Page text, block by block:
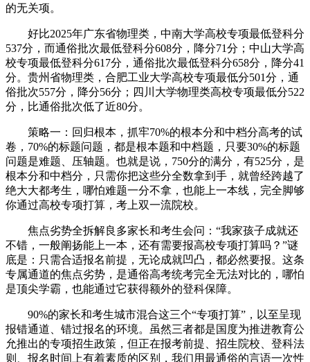
的无关项。
好比2025年广东省物理类，中南大学高校专项最低登科分
537分，而通俗批次最低登科分608分，降分71分；中山大学高
校专项最低登科分617分，通俗批次最低登科分658分，降分41
分。贵州省物理类，合肥工业大学高校专项最低分501分，通
俗批次557分，降分56分；四川大学物理类高校专项最低分522
分，比通俗批次低了近80分。
策略一：回归根本，抓牢70%的根本分和中档分高考的试
卷，70%的标题问题，都是根本题和中档题，只要30%的标题
问题是难题、压轴题。也就是说，750分的满分，有525分，是
根本分和中档分，只需你把这些分全数拿到手，就曾经跨越了
绝大大都考生，哪怕难题一分不拿，也能上一本线，完全脚够
你通过高校专项打算，考上双一流院校。
焦点劣势全拆解良多家长和考生会问：“我家孩子成就还
不错，一般阐扬能上一本，还有需要报高校专项打算吗？”谜
底是：只需合适报名前提，无论成就凹凸，都必然要报。这条
专属通道的焦点劣势，是通俗高考统考完全无法对比的，哪怕
是顶尖学霸，也能通过它获得额外的登科保障。
90%的家长和考生城市混合这三个“专项打算”，以至呈现
报错通道、错过报名的环境。虽然三者都是国度为推进教育公
允推出的专项招生政策，但正在报考前提、招生院校、登科法
则、报名时间上有着素质的区别，我们用最通俗的言语一次性